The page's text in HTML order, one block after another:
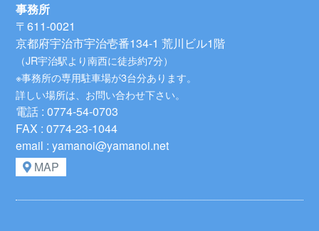
事務所
〒611-0021
京都府宇治市宇治壱番134-1 荒川ビル1階
（JR宇治駅より南西に徒歩約7分）
※事務所の専用駐車場が3台分あります。
詳しい場所は、お問い合わせ下さい。
電話 : 0774-54-0703
FAX : 0774-23-1044
email : yamanoi@yamanoi.net
MAP